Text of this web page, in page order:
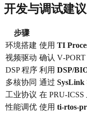
开发与调试建议
步骤
环境搭建 使用 TI
视频驱动 确认
DSP 程序 利用 DSP/
多核协同 通过 SysLink
工业协议 在
性能调优 使用 ti-rtos-